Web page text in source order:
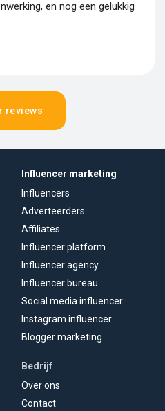
en nog een gelukkig
reviews
Influencer marketing
Influencers
Adverteerders
Affiliates
Influencer platform
Influencer agency
Influencer bureau
Social media influencer
Instagram influencer
Blogger marketing
Bedrijf
Over ons
Contact